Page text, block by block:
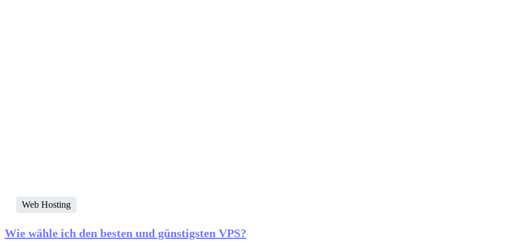
Web Hosting
Wie wähle ich den besten und günstigsten VPS?